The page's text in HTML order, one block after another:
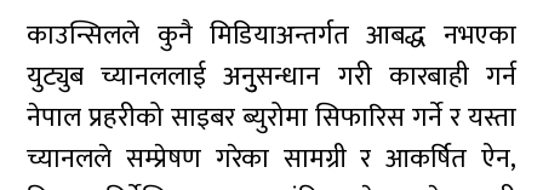
काउन्सिलले कुनै मिडियाअन्तर्गत आबद्ध नभएका
युट्युब च्यानललाई अनुुसन्धान गरी कारबाही गर्न
नेपाल प्रहरीको साइबर ब्युरोमा सिफारिस गर्ने र यस्ता
च्यानलले सम्प्रेषण गरेका सामग्री र आकर्षित ऐन,